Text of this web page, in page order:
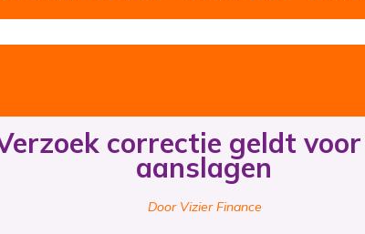
correctie geldt
aanslagen
Door Vizier Finance